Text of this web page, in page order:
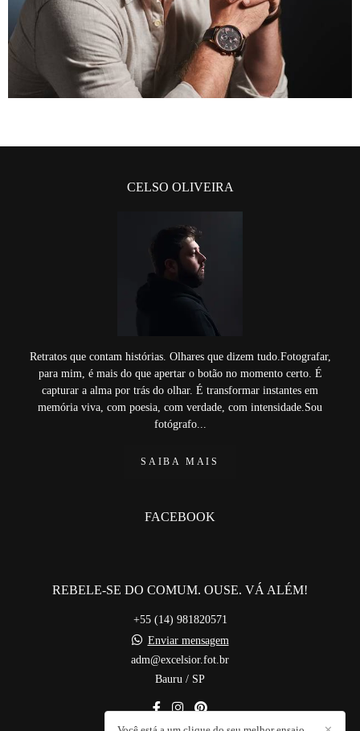
CELSO OLIVEIRA
Retratos que contam histórias. Olhares que dizem tudo.Fotografar,
para mim, é mais do que apertar o botão no momento certo. É
capturar a alma por trás do olhar. É transformar instantes em
memória viva, com poesia, com verdade, com intensidade.Sou
fotógrafo...
SAIBA MAIS
FACEBOOK
REBELE-SE DO COMUM. OUSE. VÁ ALÉM!
+55 (14) 981820571
Enviar mensagem
adm@excelsior.fot.br
Bauru / SP